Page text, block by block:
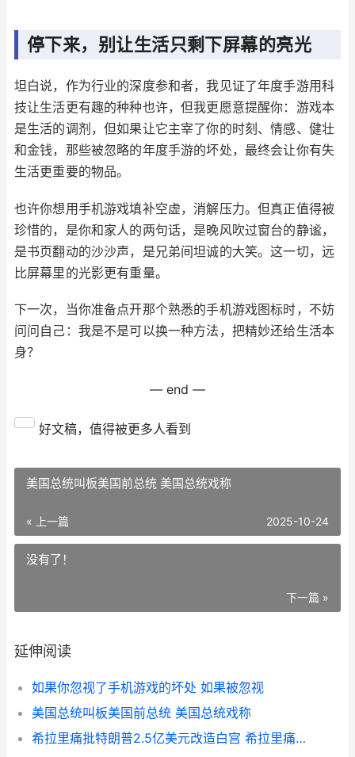
停下来，别让生活只剩下屏幕的亮光
坦白说，作为行业的深度参和者，我见证了年度手游用科
技让生活更有趣的种种也许，但我更愿意提醒你：游戏本
是生活的调剂，但如果让它主宰了你的时刻、情感、健壮
和金钱，那些被忽略的年度手游的坏处，最终会让你有失
生活更重要的物品。
也许你想用手机游戏填补空虚，消解压力。但真正值得被
珍惜的，是你和家人的两句话，是晚风吹过窗台的静谧，
是书页翻动的沙沙声，是兄弟间坦诚的大笑。这一切，远
比屏幕里的光影更有重量。
下一次，当你准备点开那个熟悉的手机游戏图标时，不妨
问问自己：我是不是可以换一种方法，把精妙还给生活本
身？
— end —
好文稿，值得被更多人看到
美国总统叫板美国前总统 美国总统戏称
« 上一篇 2025-10-24
没有了！
下一篇 »
延伸阅读
如果你忽视了手机游戏的坏处 如果被忽视
美国总统叫板美国前总统 美国总统戏称
希拉里痛批特朗普2.5亿美元改造白宫 希拉里痛批特朗普改造白宫